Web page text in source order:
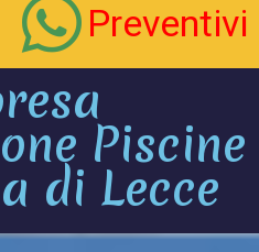
Preventivi
Piscine
di Lecce